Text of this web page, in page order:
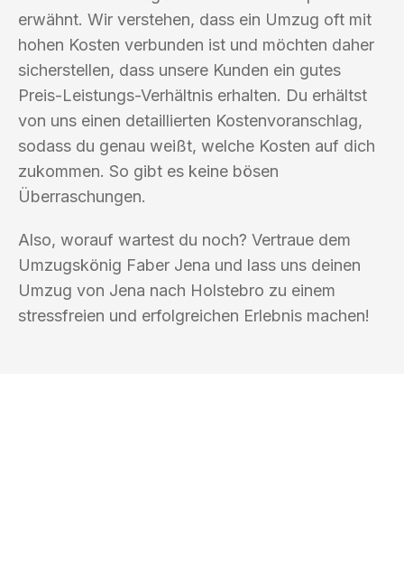
erwähnt. Wir verstehen, dass ein Umzug oft mit
hohen Kosten verbunden ist und möchten daher
sicherstellen, dass unsere Kunden ein gutes
Preis-Leistungs-Verhältnis erhalten. Du erhältst
von uns einen detaillierten Kostenvoranschlag,
sodass du genau weißt, welche Kosten auf dich
zukommen. So gibt es keine bösen
Überraschungen.
Also, worauf wartest du noch? Vertraue dem
Umzugskönig Faber Jena und lass uns deinen
Umzug von Jena nach Holstebro zu einem
stressfreien und erfolgreichen Erlebnis machen!